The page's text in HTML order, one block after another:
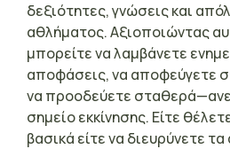
δεξιότητες, γνώσεις και
αθλήματος. Αξιοποιώντας
μπορείτε να λαμβάνετε
αποφάσεις, να αποφεύγετε
να προοδεύετε
σημείο εκκίνησης. Είτε
βασικά είτε να διευρύνετε